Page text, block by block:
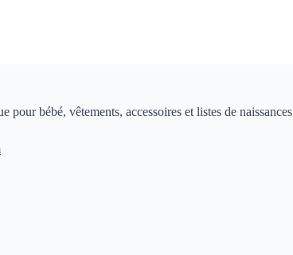
bébé, vêtements, accessoires et listes de naissances